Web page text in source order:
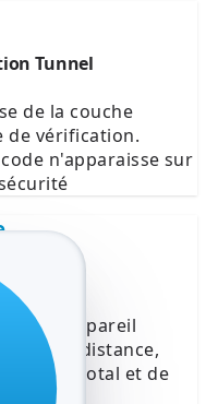
Tunnel
de la couche
de vérification.
n'apparaisse sur
un appareil
à distance,
total et de